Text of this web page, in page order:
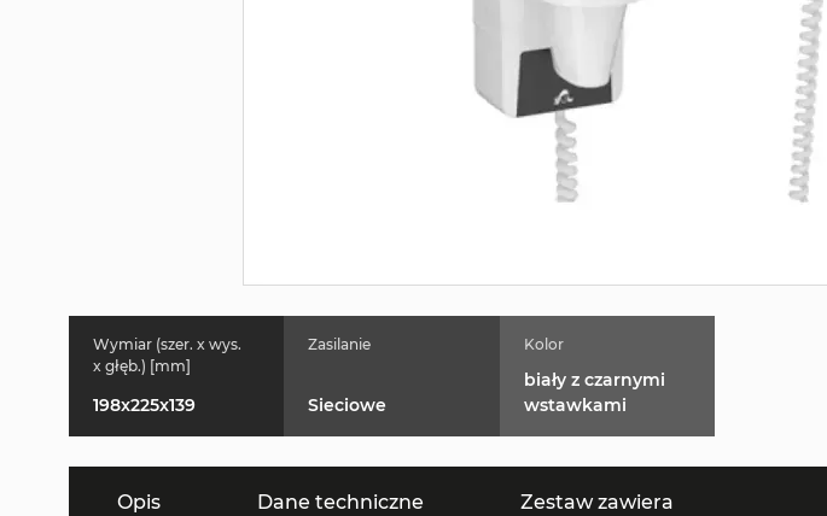
Wymiar (szer. x wys.
x głęb.) [mm]
198x225x139
Zasilanie
Sieciowe
Kolor
biały z czarnymi
wstawkami
Opis Dane techniczne Zestaw zawiera